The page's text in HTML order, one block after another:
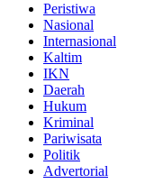
Peristiwa
Nasional
Internasional
Kaltim
IKN
Daerah
Hukum
Kriminal
Pariwisata
Politik
Advertorial